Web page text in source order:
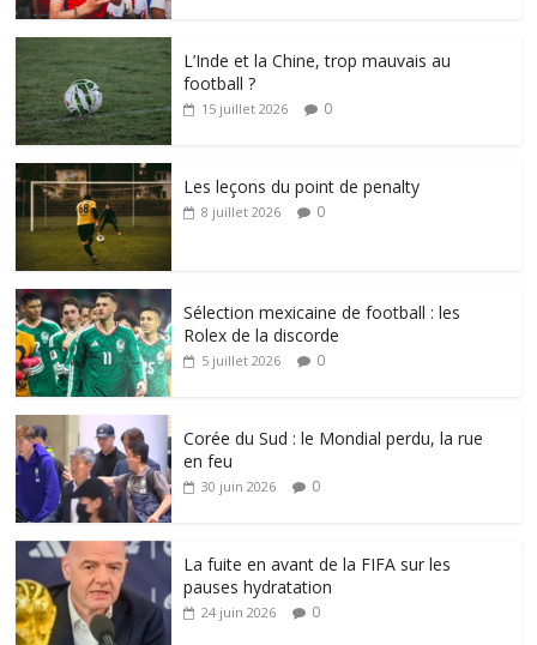
L’Inde et la Chine, trop mauvais au
football ?
15 juillet 2026 0
Les leçons du point de penalty
8 juillet 2026 0
Sélection mexicaine de football : les
Rolex de la discorde
5 juillet 2026 0
Corée du Sud : le Mondial perdu, la rue
en feu
30 juin 2026 0
La fuite en avant de la FIFA sur les
pauses hydratation
24 juin 2026 0